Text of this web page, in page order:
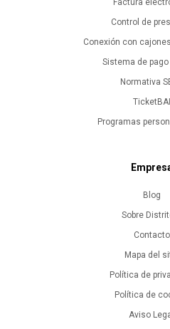
Factura
Control de
Conexión con
Sistema de
Normativa
TicketBAI
Programas
Blog
Sobre
Contacto
Mapa del
Política de
Política de
Aviso